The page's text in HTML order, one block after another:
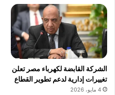
الشركة القابضة لكهرباء مصر تعلن
تغييرات إدارية لدعم تطوير القطاع
4 مايو، 2026